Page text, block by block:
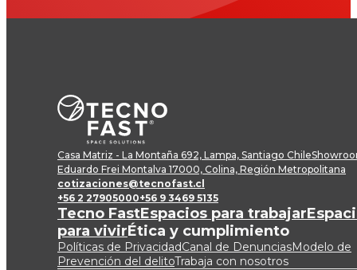
Casa Matriz - La Montaña 692, Lampa, Santiago Chile
Eduardo Frei Montalva 17000, Colina, Región Metropolitana
cotizaciones@tecnofast.cl
+56 2 27905000+56 9 3469 5135
Tecno FastEspacios para trabajar
para vivirÉtica y cumplimiento
Políticas de PrivacidadCanal de DenunciasModelo de
Prevención del delitoTrabaja con nosotros